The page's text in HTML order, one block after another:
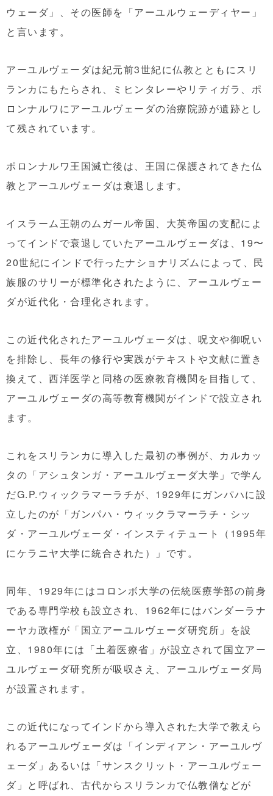
ウェーダ」、その医師を「アーユルウェーディヤー」
と言います。
アーユルヴェーダは紀元前3世紀に仏教とともにスリ
ランカにもたらされ、ミヒンタレーやリティガラ、ポ
ロンナルワにアーユルヴェーダの治療院跡が遺跡とし
て残されています。
ポロンナルワ王国滅亡後は、王国に保護されてきた仏
教とアーユルヴェーダは衰退します。
イスラーム王朝のムガール帝国、大英帝国の支配によ
ってインドで衰退していたアーユルヴェーダは、19〜
20世紀にインドで行ったナショナリズムによって、民
族服のサリーが標準化されたように、アーユルヴェー
ダが近代化・合理化されます。
この近代化されたアーユルヴェーダは、呪文や御呪い
を排除し、長年の修行や実践がテキストや文献に置き
換えて、西洋医学と同格の医療教育機関を目指して、
アーユルヴェーダの高等教育機関がインドで設立され
ます。
これをスリランカに導入した最初の事例が、カルカッ
タの「アシュタンガ・アーユルヴェーダ大学」で学ん
だG.P.ウィックラマーラチが、1929年にガンパハに設
立したのが「ガンパハ・ウィックラマーラチ・シッ
ダ・アーユルヴェーダ・インスティテュート（1995年
にケラニヤ大学に統合された）」です。
同年、1929年にはコロンボ大学の伝統医療学部の前身
である専門学校も設立され、1962年にはバンダーラナ
ーヤカ政権が「国立アーユルヴェーダ研究所」を設
立、1980年には「土着医療省」が設立されて国立アー
ユルヴェーダ研究所が吸収さえ、アーユルヴェーダ局
が設置されます。
この近代になってインドから導入された大学で教えら
れるアーユルヴェーダは「インディアン・アーユルヴ
ェーダ」あるいは「サンスクリット・アーユルヴェー
ダ」と呼ばれ、古代からスリランカで仏教僧などが